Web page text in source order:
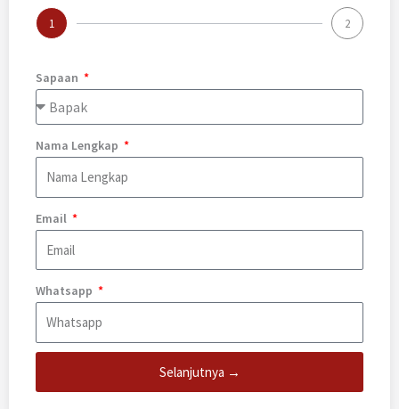
1 2
Sapaan
Nama Lengkap
Email
Whatsapp
Selanjutnya →